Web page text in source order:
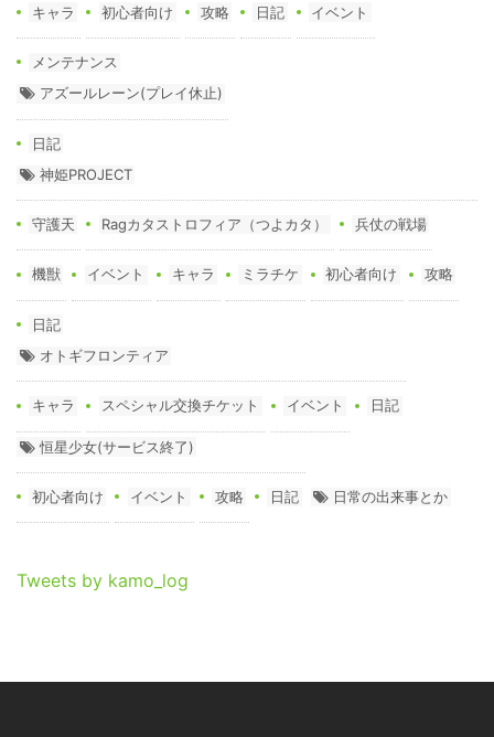
キャラ 初心者向け 攻略 日記 イベント
メンテナンス
アズールレーン(プレイ休止)
日記
神姫PROJECT
守護天 Ragカタストロフィア（つよカタ） 兵仗の戦場
機獣 イベント キャラ ミラチケ 初心者向け 攻略
日記
オトギフロンティア
キャラ スペシャル交換チケット イベント 日記
恒星少女(サービス終了)
初心者向け イベント 攻略 日記 日常の出来事とか
Tweets by kamo_log